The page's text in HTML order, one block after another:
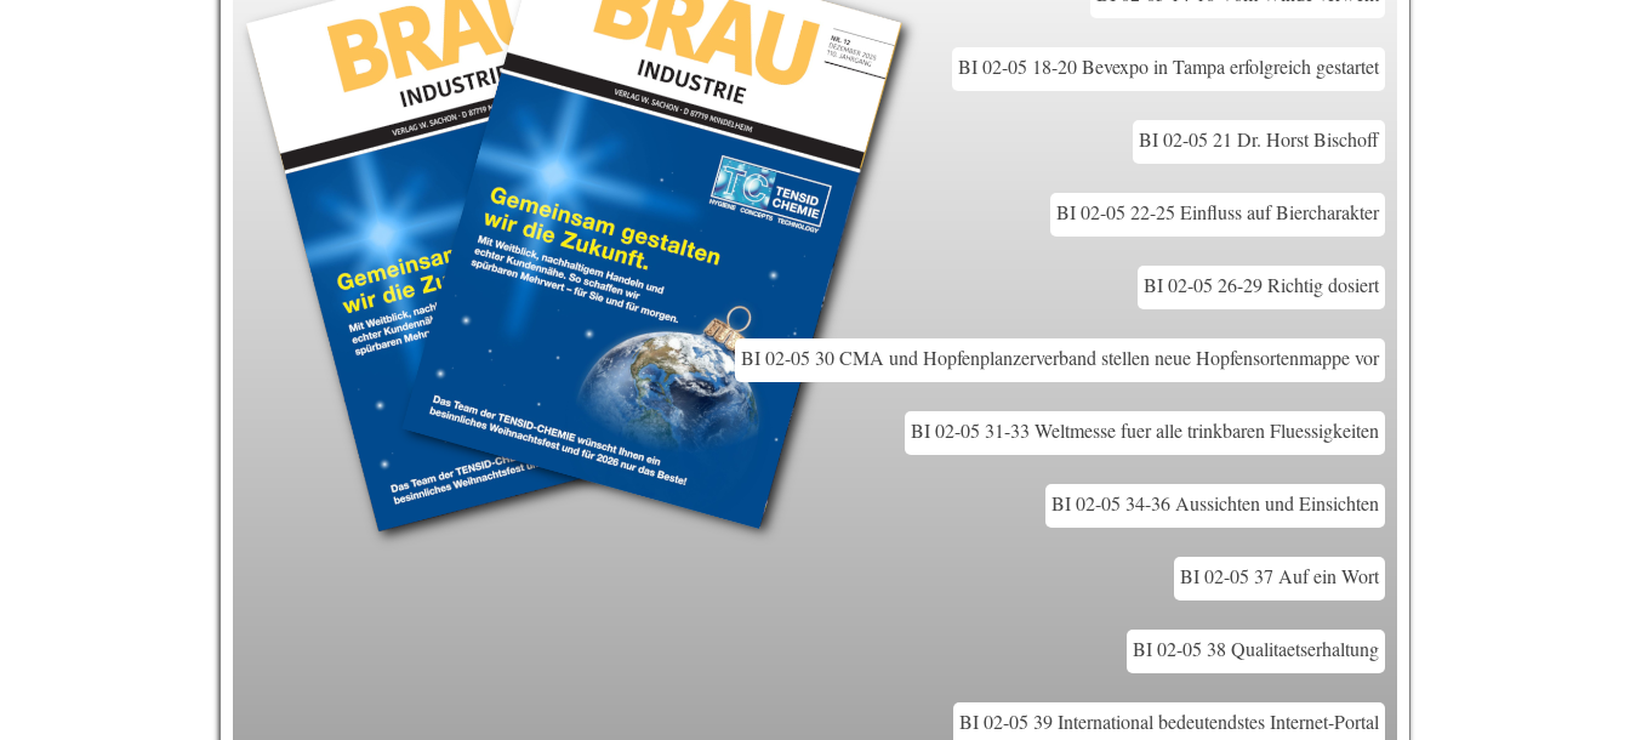
BI 02-05 18-20 Bevexpo in Tampa erfolgreich gestartet
BI 02-05 21 Dr. Horst Bischoff
BI 02-05 22-25 Einfluss auf Biercharakter
BI 02-05 26-29 Richtig dosiert
BI 02-05 30 CMA und Hopfenplanzerverband stellen neue Hopfensortenmappe vor
BI 02-05 31-33 Weltmesse fuer alle trinkbaren Fluessigkeiten
BI 02-05 34-36 Aussichten und Einsichten
BI 02-05 37 Auf ein Wort
BI 02-05 38 Qualitaetserhaltung
BI 02-05 39 International bedeutendstes Internet-Portal